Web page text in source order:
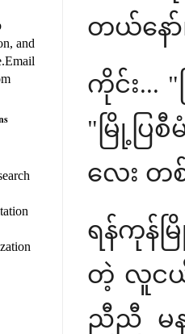
တယ်နော်
ကိုင်း...
"မြို့ပြ
လေး တစ်
ရန်ကုန်
တဲ့ လူငယ်
ညီညီ မန
and